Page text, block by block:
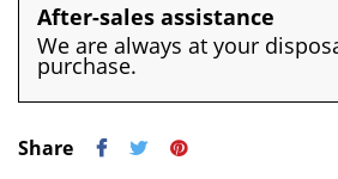
After-sales assistance
We are always at your
purchase.
Share